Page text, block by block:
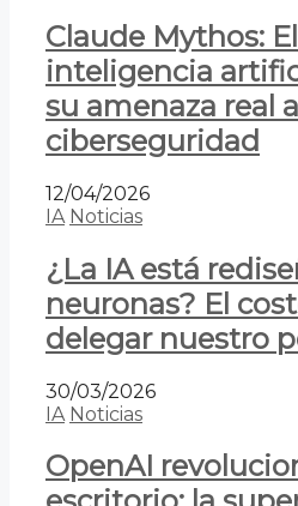
Claude Mythos:
inteligencia
su amenaza real
ciberseguridad
12/04/2026
IA Noticias
¿La IA está
neuronas? El
delegar nuestro
30/03/2026
IA Noticias
OpenAI